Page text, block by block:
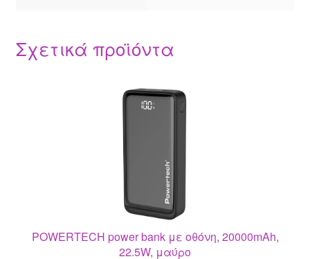
Σχετικά προϊόντα
POWERTECH power bank με οθόνη, 20000mAh,
22.5W, μαύρο